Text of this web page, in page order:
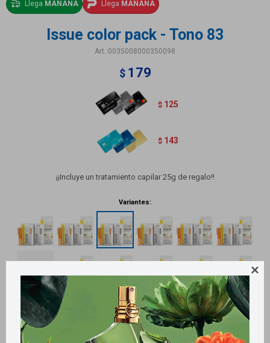

Llega MAÑANA Llega MAÑANA
Issue color pack - Tono 83
0035008000350098
$ 179
$ 125
$ 143
¡¡Incluye un tratamiento capilar 25g de regalo!!
Variantes: